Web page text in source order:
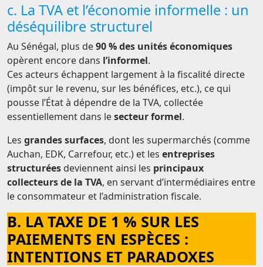
c. La TVA et l’économie informelle : un
déséquilibre structurel
Au Sénégal, plus de90 % des unités économiques
opèrent encore dans l’informel.
Ces acteurs échappent largement à la fiscalité directe
(impôt sur le revenu, sur les bénéfices, etc.), ce qui
pousse l’État à dépendre de la TVA, collectée
essentiellement dans lesecteur formel.
Les grandes surfaces, dont les supermarchés (comme
Auchan, EDK, Carrefour, etc.) et les entreprises
structurées deviennent ainsi les principaux
collecteurs de la TVA, en servant d’intermédiaires entre
le consommateur et l’administration fiscale.
B. LA TAXE DE 1 % SUR LES
PAIEMENTS EN ESPÈCES :
INTENTIONS ET PARADOXES